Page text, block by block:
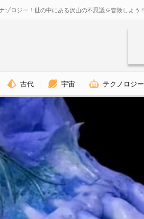
ゾロジー！世の中にある沢山の不思議を冒険しよう！
古代 宇宙 テクノロジー